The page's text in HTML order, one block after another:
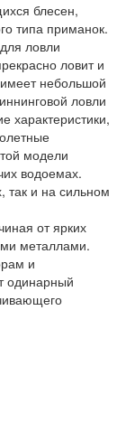
блесен,
типа приманок.
ловли
ловит и
небольшой
ловли
характеристики,
модели
водоемах.
так и на сильном
от ярких
металлами.
и
одинарный